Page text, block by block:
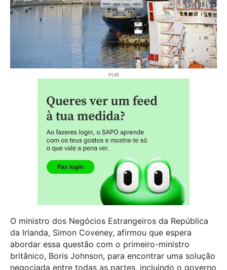
O ministro dos Negócios Estrangeiros da República
da Irlanda, Simon Coveney, afirmou que espera
abordar essa questão com o primeiro-ministro
britânico, Boris Johnson, para encontrar uma solução
negociada entre todas as partes, incluindo o governo